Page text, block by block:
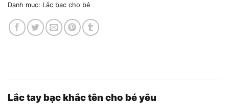
Danh mục: Lắc bạc cho bé
Lắc tay bạc khắc tên cho bé yêu